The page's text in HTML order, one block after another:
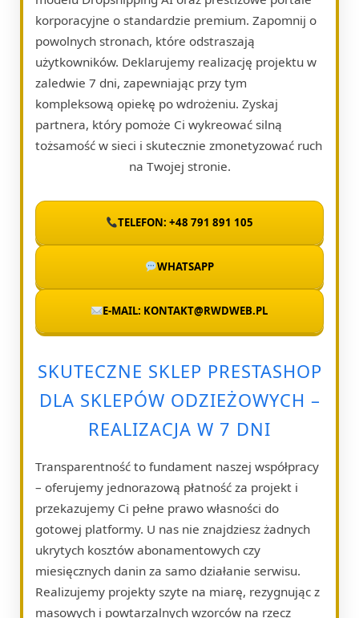
korporacyjne o standardzie premium. Zapomnij o
powolnych stronach, które odstraszają
użytkowników. Deklarujemy realizację projektu w
zaledwie 7 dni, zapewniając przy tym
kompleksową opiekę po wdrożeniu. Zyskaj
partnera, który pomoże Ci wykreować silną
tożsamość w sieci i skutecznie zmonetyzować ruch
na Twojej stronie.
TELEFON: +48 791 891 105
WHATSAPP
E-MAIL: KONTAKT@RWDWEB.PL
SKUTECZNE SKLEP PRESTASHOP
DLA SKLEPÓW ODZIEŻOWYCH –
REALIZACJA W 7 DNI
Transparentność to fundament naszej współpracy
– oferujemy jednorazową płatność za projekt i
przekazujemy Ci pełne prawo własności do
gotowej platformy. U nas nie znajdziesz żadnych
ukrytych kosztów abonamentowych czy
miesięcznych danin za samo działanie serwisu.
Realizujemy projekty szyte na miarę, rezygnując z
masowych i powtarzalnych wzorców na rzecz